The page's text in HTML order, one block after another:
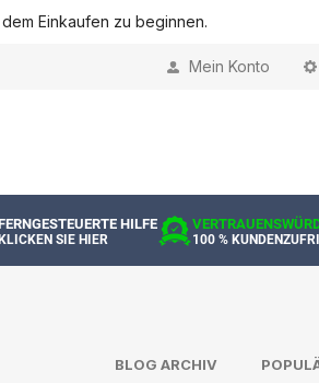
Einkaufen zu beginnen.
Mein Konto
HILFE
SIE HIER 100 %
BLOG ARCHIV